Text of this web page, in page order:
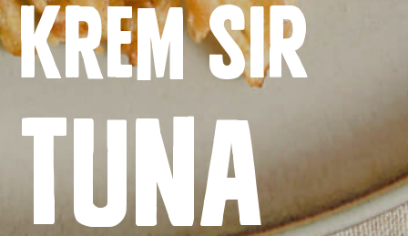
Novosti
Kontakt
Uvjeti korištenja
krem sir
Tuna